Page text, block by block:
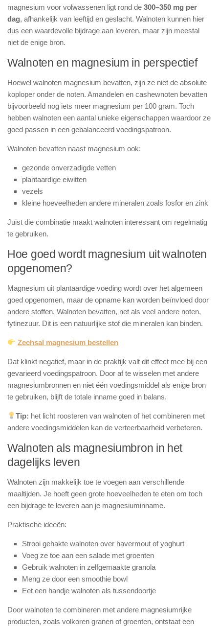
magnesium voor volwassenen ligt rond de 300–350 mg per
dag, afhankelijk van leeftijd en geslacht. Walnoten kunnen hier
dus een waardevolle bijdrage aan leveren, maar zijn meestal
niet de enige bron.
Walnoten en magnesium in perspectief
Hoewel walnoten magnesium bevatten, zijn ze niet de absolute
koploper onder de noten. Amandelen en cashewnoten bevatten
bijvoorbeeld nog iets meer magnesium per 100 gram. Toch
hebben walnoten een aantal unieke eigenschappen waardoor ze
goed passen in een gebalanceerd voedingspatroon.
Walnoten bevatten naast magnesium ook:
gezonde onverzadigde vetten
plantaardige eiwitten
vezels
kleine hoeveelheden andere mineralen zoals fosfor en zink
Juist die combinatie maakt walnoten interessant om regelmatig
te gebruiken.
Hoe goed wordt magnesium uit walnoten
opgenomen?
Magnesium uit plantaardige voeding wordt over het algemeen
goed opgenomen, maar de opname kan worden beïnvloed door
andere stoffen. Walnoten bevatten, net als veel andere noten,
fytinezuur. Dit is een natuurlijke stof die mineralen kan binden.
Zechsal magnesium bestellen
Dat klinkt negatief, maar in de praktijk valt dit effect mee bij een
gevarieerd voedingspatroon. Door af te wisselen met andere
magnesiumbronnen en niet één voedingsmiddel als enige bron
te gebruiken, blijft de totale inname goed in balans.
Tip: het licht roosteren van walnoten of het combineren met
andere voedingsmiddelen kan de verteerbaarheid verbeteren.
Walnoten als magnesiumbron in het
dagelijks leven
Walnoten zijn makkelijk toe te voegen aan verschillende
maaltijden. Je hoeft geen grote hoeveelheden te eten om toch
een bijdrage te leveren aan je magnesiuminname.
Praktische ideeën:
Strooi gehakte walnoten over havermout of yoghurt
Voeg ze toe aan een salade met groenten
Gebruik walnoten in zelfgemaakte granola
Meng ze door een smoothie bowl
Eet een handje walnoten als tussendoortje
Door walnoten te combineren met andere magnesiumrijke
producten, zoals volkoren granen of groenten, ontstaat een